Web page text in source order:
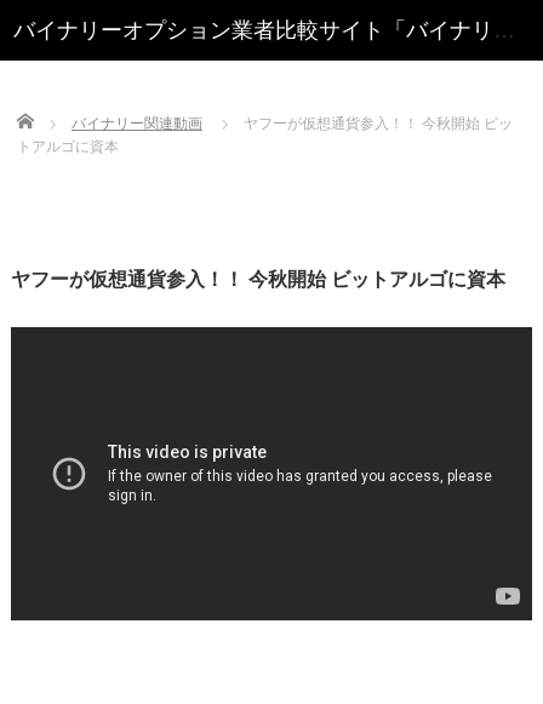
Home バイナリー関連動画
ヤフーが仮想通貨参入！！ 今秋開始 ビッ
トアルゴに資本
ヤフーが仮想通貨参入！！ 今秋開始 ビットアルゴに資本